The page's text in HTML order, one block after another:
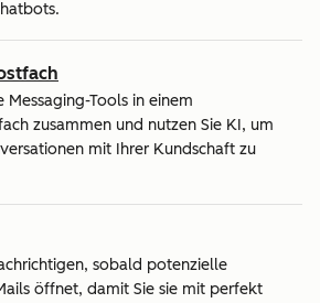
Messaging-Tools in einem
zusammen und nutzen Sie KI, um
mit Ihrer Kundschaft zu
sobald potenzielle
öffnet, damit Sie sie mit perfekt